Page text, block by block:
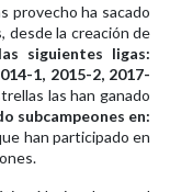
provecho ha sacado
desde la creación de
siguientes ligas:
1, 2015-2, 2017-
las han ganado
subcampeones en:
han participado en